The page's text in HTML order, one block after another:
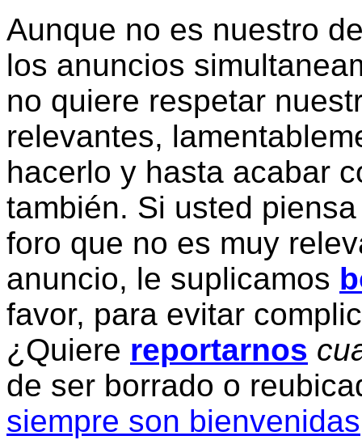
Aunque no es nuestro
los anuncios
no quiere respetar
relevantes,
hacerlo y hasta acabar
también. Si usted
foro que no es muy
anuncio, le suplicamos
favor, para evitar
¿Quiere reportarnos
de ser borrado o
siempre son bienvenidas